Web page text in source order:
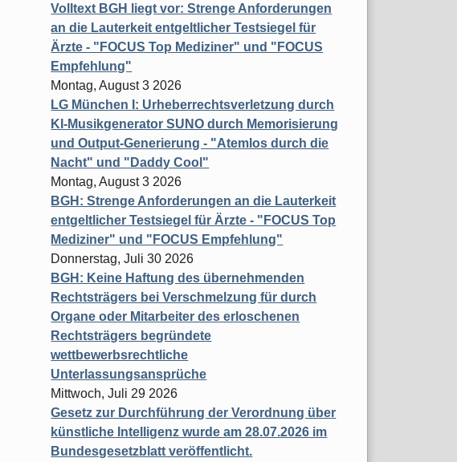
Volltext BGH liegt vor: Strenge Anforderungen
an die Lauterkeit entgeltlicher Testsiegel für
Ärzte - "FOCUS Top Mediziner" und "FOCUS
Empfehlung"
Montag, August 3 2026
LG München I: Urheberrechtsverletzung durch
KI-Musikgenerator SUNO durch Memorisierung
und Output-Generierung - "Atemlos durch die
Nacht" und "Daddy Cool"
Montag, August 3 2026
BGH: Strenge Anforderungen an die Lauterkeit
entgeltlicher Testsiegel für Ärzte - "FOCUS Top
Mediziner" und "FOCUS Empfehlung"
Donnerstag, Juli 30 2026
BGH: Keine Haftung des übernehmenden
Rechtsträgers bei Verschmelzung für durch
Organe oder Mitarbeiter des erloschenen
Rechtsträgers begründete
wettbewerbsrechtliche
Unterlassungsansprüche
Mittwoch, Juli 29 2026
Gesetz zur Durchführung der Verordnung über
künstliche Intelligenz wurde am 28.07.2026 im
Bundesgesetzblatt veröffentlicht.